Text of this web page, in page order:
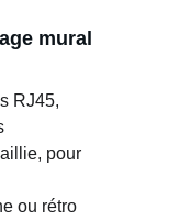
mural
RJ45,
pour
ou rétro